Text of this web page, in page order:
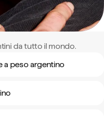
da tutto il mondo.
a peso argentino